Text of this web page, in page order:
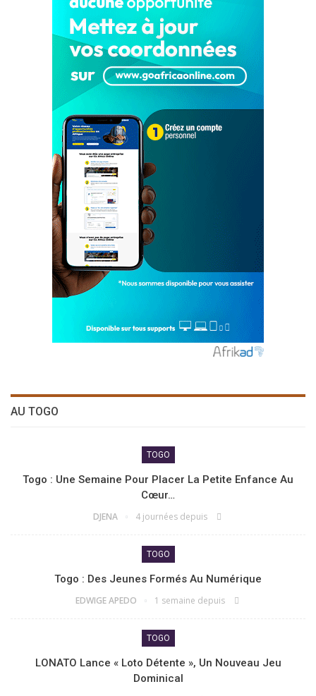
AU TOGO
TOGO
Togo : Une Semaine Pour Placer La Petite Enfance Au
Cœur…
DJENA 4 journées depuis
TOGO
Togo : Des Jeunes Formés Au Numérique
EDWIGE APEDO 1 semaine depuis
TOGO
LONATO Lance « Loto Détente », Un Nouveau Jeu
Dominical